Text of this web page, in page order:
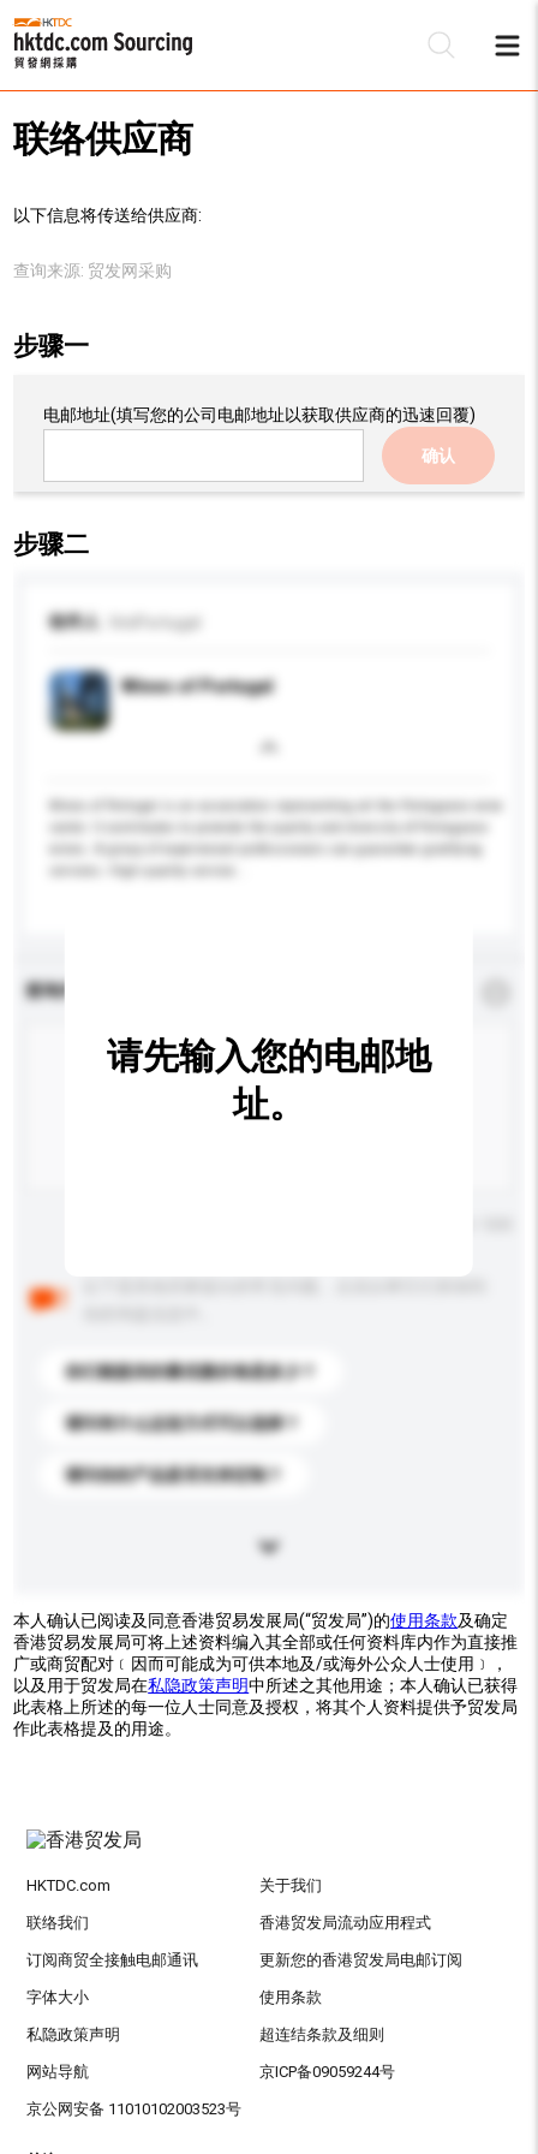
联络供应商
以下信息将传送给供应商:
查询来源: 贸发网采购
步骤一
电邮地址(填写您的公司电邮地址以获取供应商的迅速回覆)
确认
步骤二
收件人
Wines of Portugal
Wines of Portugal is an association representing all the Portuguese wine
查询内容
你们能提供的最优惠价格是多少？
请问有什么运送方式可以选择？
请问你的产品是否支持定制？
请先输入您的电邮地
址。
本人确认已阅读及同意香港贸易发展局(“贸发局”)的使用条款及确定
香港贸易发展局可将上述资料编入其全部或任何资料库内作为直接推
广或商贸配对﹝因而可能成为可供本地及/或海外公众人士使用﹞，
以及用于贸发局在私隐政策声明中所述之其他用途；本人确认已获得
此表格上所述的每一位人士同意及授权，将其个人资料提供予贸发局
作此表格提及的用途。
HKTDC.com 关于我们
联络我们 香港贸发局流动应用程式
订阅商贸全接触电邮通讯 更新您的香港贸发局电邮订阅
字体大小 使用条款
私隐政策声明 超连结条款及细则
网站导航 京ICP备09059244号
京公网安备 11010102003523号